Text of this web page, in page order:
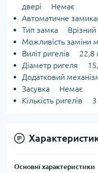
двері Немає
Автоматичне
Тип замка Врізний
Можливість заміни
Виліт ригелів
Діаметр ригеля
Додатковий
Засувка Немає
Кількість ригелів 3
Основні характеристики